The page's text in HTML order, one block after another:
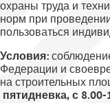
охраны труда и
норм при
пользоваться
Условия:
Федерации и
на строительных
пятидневка, с